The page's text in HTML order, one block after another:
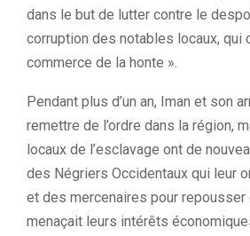
dans le but de lutter contre le
corruption des notables locaux, qui
commerce de la honte ».
Pendant plus d’un an, Iman et son
remettre de l’ordre dans la région,
locaux de l’esclavage ont de
des Négriers Occidentaux qui leur
et des mercenaires pour repousser
menaçait leurs intérêts